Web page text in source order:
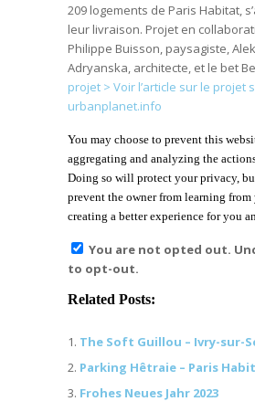
209 logements de Paris Habitat,
leur livraison. Projet en
Philippe Buisson, paysagiste,
Adryanska, architecte, et le bet
projet > Voir l’article sur le projet
urbanplanet.info
You may choose to prevent this
aggregating and analyzing the
Doing so will protect your privacy,
prevent the owner from learning from
creating a better experience for you
You are not opted out.
to opt-out.
Related Posts:
The Soft Guillou – Ivry-sur-
Parking Hêtraie – Paris
Frohes Neues Jahr 2023